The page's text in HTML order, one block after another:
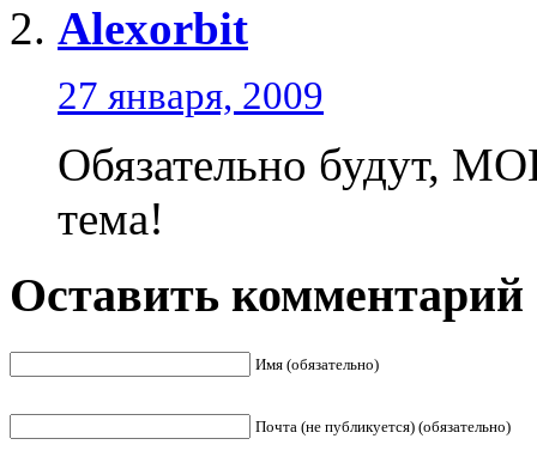
Alexorbit
27 января, 2009
Обязательно будут,
тема!
Оставить комментарий
Имя (обязательно)
Почта (не публикуется) (обязательно)